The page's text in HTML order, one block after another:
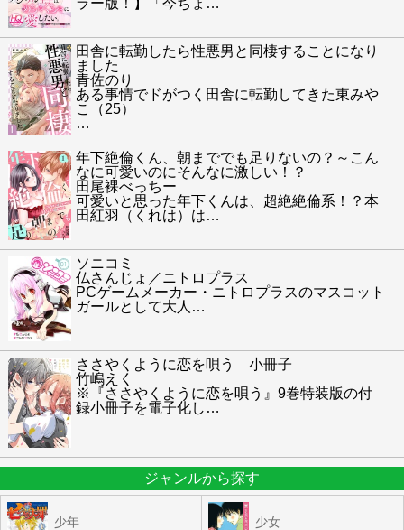
ラー版！】「今ちょ …
田舎に転勤したら性悪男と同棲することになり
ました
青佐のり
ある事情でドがつく田舎に転勤してきた東みや
こ（25）
…
年下絶倫くん、朝まででも足りないの？～こん
なに可愛いのにそんなに激しい！？
田尾裸べっちー
可愛いと思った年下くんは、超絶絶倫系！？本
田紅羽（くれは）は…
ソニコミ
仏さんじょ／ニトロプラス
PCゲームメーカー・ニトロプラスのマスコット
ガールとして大人 …
ささやくように恋を唄う 小冊子
竹嶋えく
※『ささやくように恋を唄う』9巻特装版の付
録小冊子を電子化し …
ジャンルから探す
少年 少女